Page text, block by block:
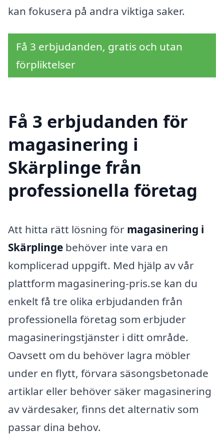
kan fokusera på andra viktiga saker.
Få 3 erbjudanden, gratis och utan
förpliktelser
Få 3 erbjudanden för
magasinering i
Skärplinge från
professionella företag
Att hitta rätt lösning för magasinering i
Skärplinge behöver inte vara en
komplicerad uppgift. Med hjälp av vår
plattform magasinering-pris.se kan du
enkelt få tre olika erbjudanden från
professionella företag som erbjuder
magasineringstjänster i ditt område.
Oavsett om du behöver lagra möbler
under en flytt, förvara säsongsbetonade
artiklar eller behöver säker magasinering
av värdesaker, finns det alternativ som
passar dina behov.